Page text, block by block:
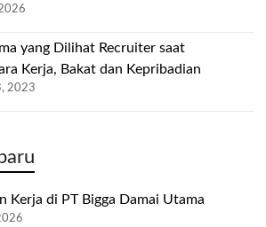
yang Dilihat Recruiter saat
Kerja, Bakat dan Kepribadian
2023
Kerja di PT Bigga Damai Utama